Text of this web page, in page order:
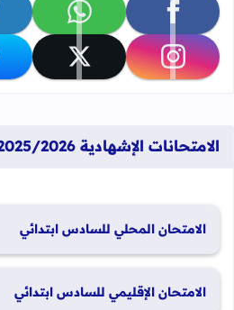
تابعنا على facebook تابعنا على whatsapp
تابعنا على instagram تابعنا على x
الامتحانات الإشهادية 2025/2026
الامتحان المحلي للسادس ابتدائي
الامتحان الإقليمي للسادس ابتدائي